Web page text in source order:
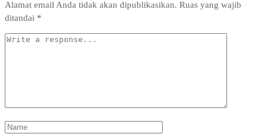
Alamat email Anda tidak akan dipublikasikan. Ruas yang wajib
ditandai *